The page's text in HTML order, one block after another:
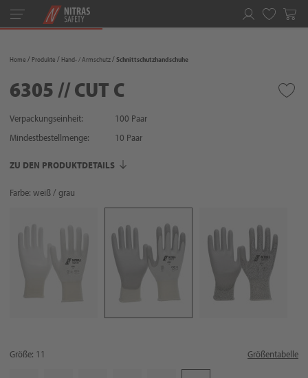
Toggle
navigation
Home Produkte Hand- / Armschutz Schnittschutzhandschuhe
6305 // CUT C
Verpackungseinheit:
100 Paar
Mindestbestellmenge:
10 Paar
ZU DEN PRODUKTDETAILS
Farbe: weiß / grau
Größe: 11 Größentabelle